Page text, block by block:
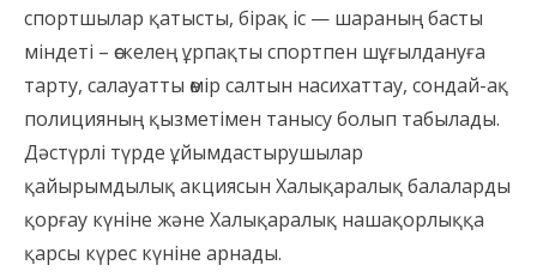
спортшылар қатысты, бірақ іс — шараның басты
міндеті – өскелең ұрпақты спортпен шұғылдануға
тарту, салауатты өмір салтын насихаттау, сондай-ақ
полицияның қызметімен танысу болып табылады.
Дәстүрлі түрде ұйымдастырушылар
қайырымдылық акциясын Халықаралық балаларды
қорғау күніне және Халықаралық нашақорлыққа
қарсы күрес күніне арнады.